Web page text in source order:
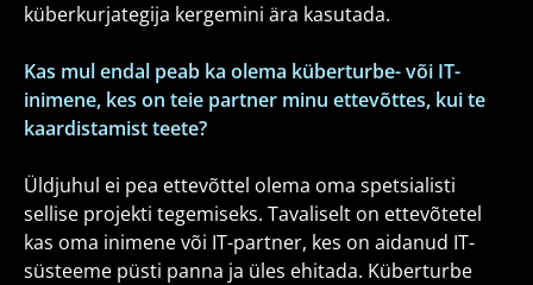
küberkurjategija kergemini ära kasutada.
Kas mul endal peab ka olema küberturbe- või IT-
inimene, kes on teie partner minu ettevõttes, kui te
kaardistamist teete?
Üldjuhul ei pea ettevõttel olema oma spetsialisti
sellise projekti tegemiseks. Tavaliselt on ettevõtetel
kas oma inimene või IT-partner, kes on aidanud IT-
süsteeme püsti panna ja üles ehitada. Küberturbe